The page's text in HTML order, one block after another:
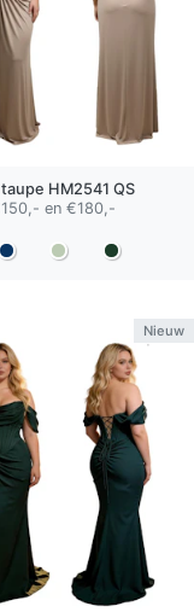
taupe HM2541 QS
en €180,-
Nieuw